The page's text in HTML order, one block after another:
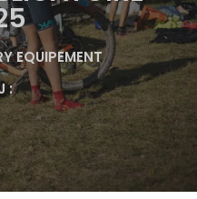
EQUIPEMENT
: